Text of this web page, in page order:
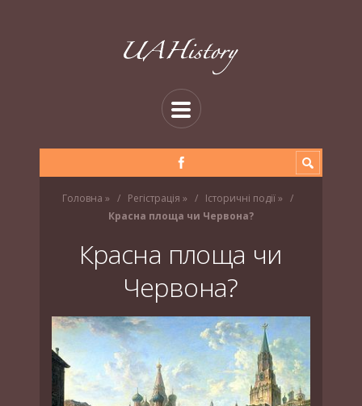
Головна » Регістрація » Історичні події»
Красна площа чи Червона?
Красна площа чи
Червона?